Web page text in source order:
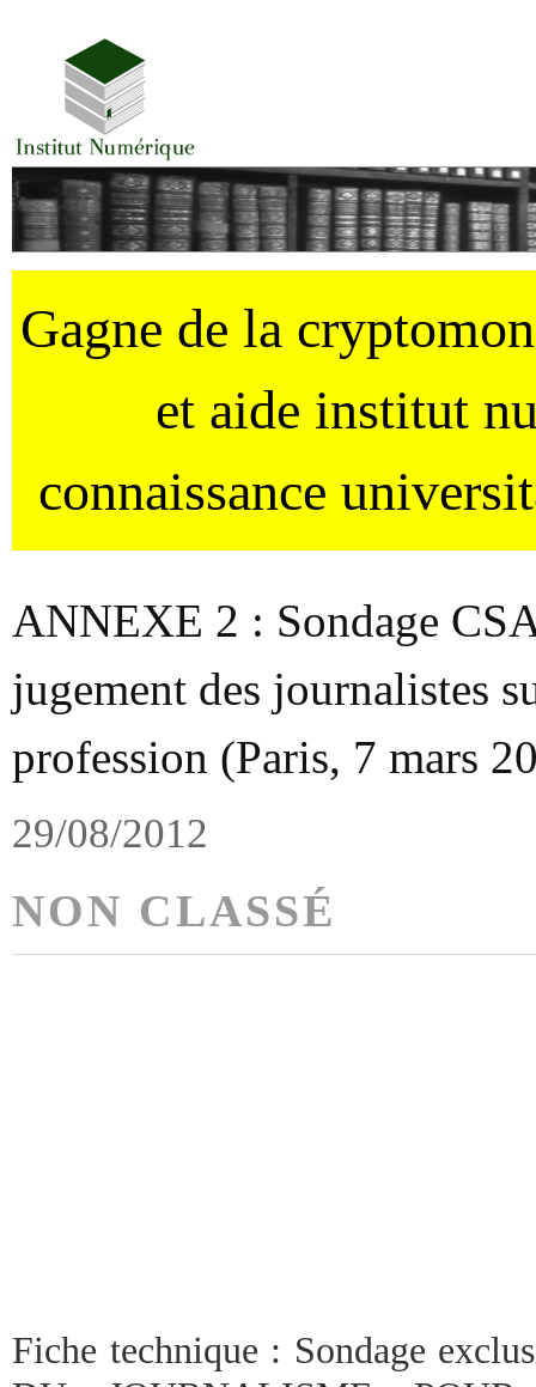
Gagne de la
et aide institut
connaissance
ANNEXE 2 : Sondage
jugement des journalistes
profession (Paris, 7 mars
29/08/2012
NON CLASSÉ
Fiche technique : Sondage